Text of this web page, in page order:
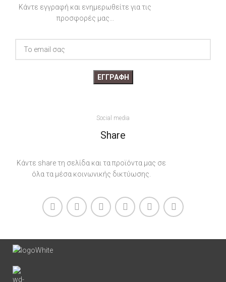
Κάντε εγγραφή και ενημερωθείτε για τις
προσφορές μας...
Social media
Share
Κάντε share τη σελίδα και τα προϊόντα μας σε
όλα τα μέσα κοινωνικής δικτύωσης.